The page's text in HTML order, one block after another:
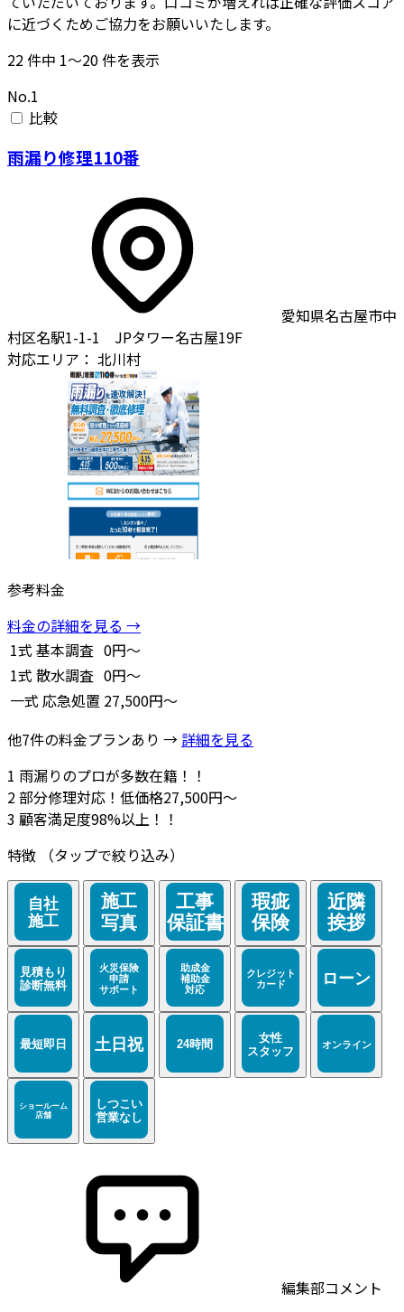
に近づくためご協力をお願いいたします。
22件中 1〜20件を表示
No.1
比較
雨漏り修理110番
愛知県名古屋市中
村区名駅1-1-1 JPタワー名古屋19F
対応エリア： 北川村
参考料金
料金の詳細を見る →
1式 基本調査 0円～
1式 散水調査 0円～
一式 応急処置 27,500円～
他7件の料金プランあり → 詳細を見る
1 雨漏りのプロが多数在籍！！
2部分修理対応！低価格27,500円～
3 顧客満足度98%以上！！
特徴
（タップで絞り込み）
編集部コメント